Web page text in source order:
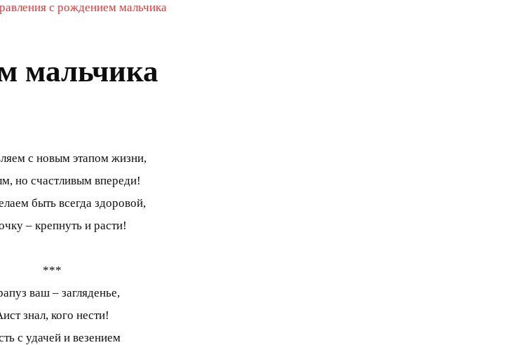
с рождением мальчика
мальчика
с новым этапом жизни,
но счастливым впереди!
быть всегда здоровой,
– крепнуть и расти!
***
ваш – загляденье,
знал, кого нести!
с удачей и везением